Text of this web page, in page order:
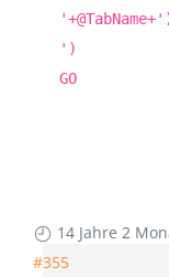
')
GO
14 Jahre 2
#355